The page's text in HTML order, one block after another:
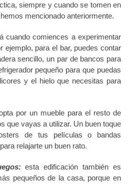
siempre y cuando se tomen en
mencionado anteriormente.
cuando comiences a experimentar
ejemplo, para el bar, puedes contar
sencillo, un par de bancos para
pequeño para que puedas
y el hielo que necesitas para
por un mueble para el resto de
que vayas a utilizar. Un buen toque
de tus películas o bandas
relajarte un buen rato.
esta edificación también es
pequeños de la casa, porque en